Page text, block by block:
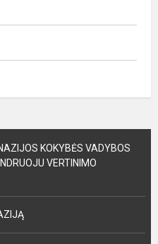
KOKYBĖS VADYBOS
VERTINIMO